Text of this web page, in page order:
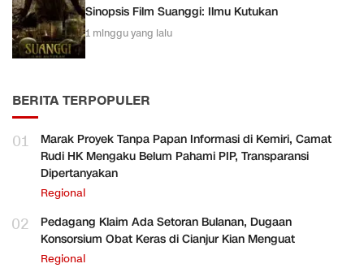
Sinopsis Film Suanggi: Ilmu Kutukan
1 minggu yang lalu
BERITA TERPOPULER
01
Marak Proyek Tanpa Papan Informasi di Kemiri, Camat
Rudi HK Mengaku Belum Pahami PIP, Transparansi
Dipertanyakan
Regional
02
Pedagang Klaim Ada Setoran Bulanan, Dugaan
Konsorsium Obat Keras di Cianjur Kian Menguat
Regional